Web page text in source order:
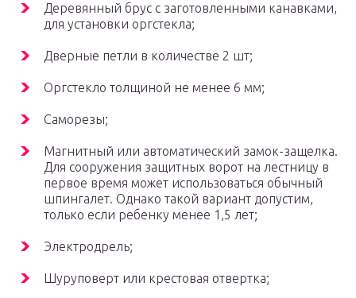
Деревянный брус с заготовленными канавками,
для установки оргстекла;
Дверные петли в количестве 2 шт;
Оргстекло толщиной не менее 6 мм;
Саморезы;
Магнитный или автоматический замок-защелка.
Для сооружения защитных ворот на лестницу в
первое время может использоваться обычный
шпингалет. Однако такой вариант допустим,
только если ребенку менее 1,5 лет;
Электродрель;
Шуруповерт или крестовая отвертка;